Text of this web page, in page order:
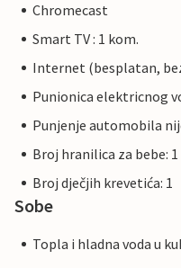
Chromecast
Smart TV : 1 kom.
Internet (besplatan,
Punionica elektricnog
Punjenje automobila
Broj hranilica za bebe: 1
Broj dječjih krevetića: 1
Sobe
Topla i hladna voda u